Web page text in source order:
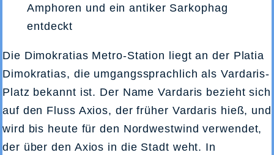
Amphoren und ein antiker Sarkophag
entdeckt
Die Dimokratias Metro-Station liegt an der Platia
Dimokratias, die umgangssprachlich als Vardaris-
Platz bekannt ist. Der Name Vardaris bezieht sich
auf den Fluss Axios, der früher Vardaris hieß, und
wird bis heute für den Nordwestwind verwendet,
der über den Axios in die Stadt weht. In